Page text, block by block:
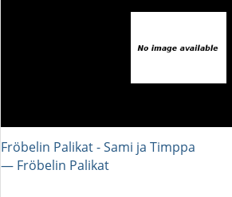
Fröbelin Palikat - Sami ja Timppa
― Fröbelin Palikat